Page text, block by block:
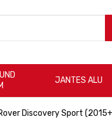
JANTES ALU
Discovery Sport